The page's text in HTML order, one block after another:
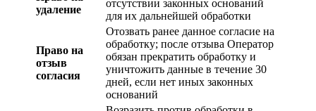
удаление
отсутствии законных оснований
для их дальнейшей обработки
Право на
отзыв
согласия
Отозвать ранее данное согласие на
обработку; после отзыва Оператор
обязан прекратить обработку и
уничтожить данные в течение 30
дней, если нет иных законных
оснований